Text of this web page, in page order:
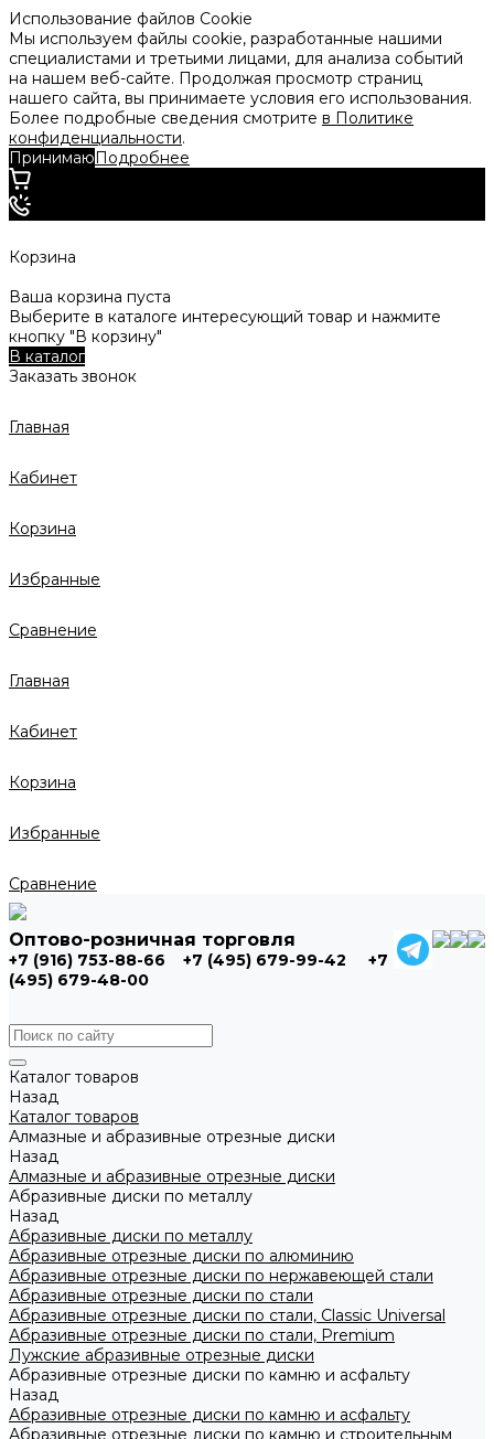
Использование файлов Cookie
Мы используем файлы cookie, разработанные нашими
специалистами и третьими лицами, для анализа событий
на нашем веб-сайте. Продолжая просмотр страниц
нашего сайта, вы принимаете условия его использования.
Более подробные сведения смотрите в Политике
конфиденциальности.
ПринимаюПодробнее
Корзина
Ваша корзина пуста
Выберите в каталоге интересующий товар и нажмите
кнопку "В корзину"
В каталог
Заказать звонок
Главная
Кабинет
Корзина
Избранные
Сравнение
Главная
Кабинет
Корзина
Избранные
Сравнение
Оптово-розничная торговля
+7 (916) 753-88-66 +7 (495) 679-99-42
+7
(495) 679-48-00
Каталог товаров
Назад
Каталог товаров
Алмазные и абразивные отрезные диски
Назад
Алмазные и абразивные отрезные диски
Абразивные диски по металлу
Назад
Абразивные диски по металлу
Абразивные отрезные диски по алюминию
Абразивные отрезные диски по нержавеющей стали
Абразивные отрезные диски по стали
Абразивные отрезные диски по стали, Classic Universal
Абразивные отрезные диски по стали, Premium
Лужские абразивные отрезные диски
Абразивные отрезные диски по камню и асфальту
Назад
Абразивные отрезные диски по камню и асфальту
Абразивные отрезные диски по камню и строительным